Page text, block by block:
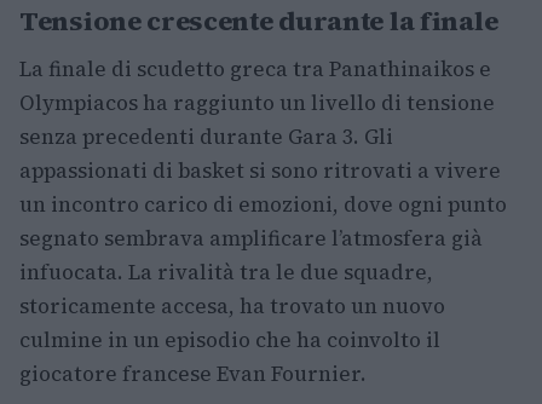
Tensione crescente durante la finale
La finale di scudetto greca tra Panathinaikos e
Olympiacos ha raggiunto un livello di tensione
senza precedenti durante Gara 3. Gli
appassionati di basket si sono ritrovati a vivere
un incontro carico di emozioni, dove ogni punto
segnato sembrava amplificare l’atmosfera già
infuocata. La rivalità tra le due squadre,
storicamente accesa, ha trovato un nuovo
culmine in un episodio che ha coinvolto il
giocatore francese Evan Fournier.